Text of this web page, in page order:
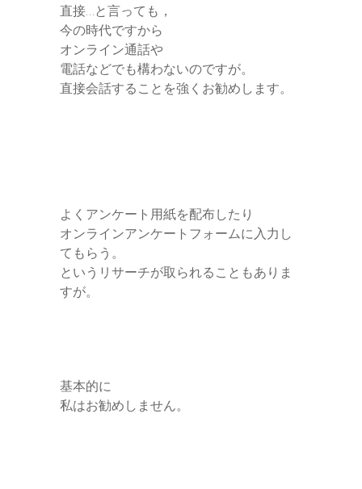
直接…と言っても，
今の時代ですから
オンライン通話や
電話などでも構わないのですが。
直接会話することを強くお勧めします。
よくアンケート用紙を配布したり
オンラインアンケートフォームに入力し
てもらう。
というリサーチが取られることもありま
すが。
基本的に
私はお勧めしません。